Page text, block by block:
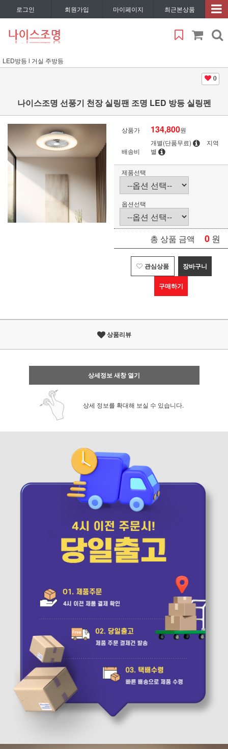
로그인 회원가입 마이페이지 최근본상품
LED방등 l 거실 주방등
0
나이스조명 선풍기 천장 실링팬 조명 LED 방등 실링펜
상품가 134,800원
배송비
개별(단품무료)
지역
별
제품선택
옵션선택
총 상품 금액 0 원
관심상품 장바구니
구매하기
상품리뷰
상세정보 새창 열기
상세 정보를 확대해 보실 수 있습니다.